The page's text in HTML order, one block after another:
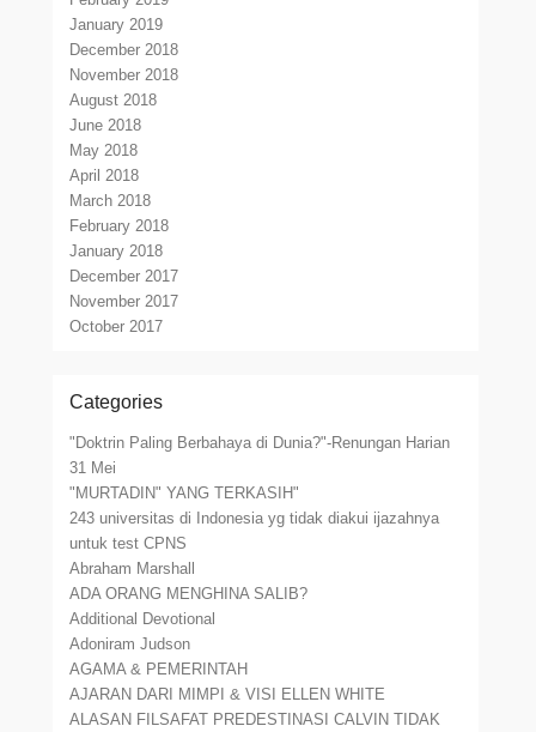
January 2019
December 2018
November 2018
August 2018
June 2018
May 2018
April 2018
March 2018
February 2018
January 2018
December 2017
November 2017
October 2017
Categories
"Doktrin Paling Berbahaya di Dunia?"-Renungan Harian
31 Mei
"MURTADIN" YANG TERKASIH"
243 universitas di Indonesia yg tidak diakui ijazahnya
untuk test CPNS
Abraham Marshall
ADA ORANG MENGHINA SALIB?
Additional Devotional
Adoniram Judson
AGAMA & PEMERINTAH
AJARAN DARI MIMPI & VISI ELLEN WHITE
ALASAN FILSAFAT PREDESTINASI CALVIN TIDAK